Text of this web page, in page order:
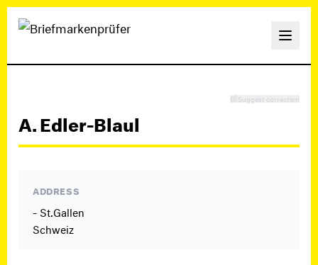
Suggest correction
A. Edler-Blaul
ADDRESS
- St.Gallen
Schweiz